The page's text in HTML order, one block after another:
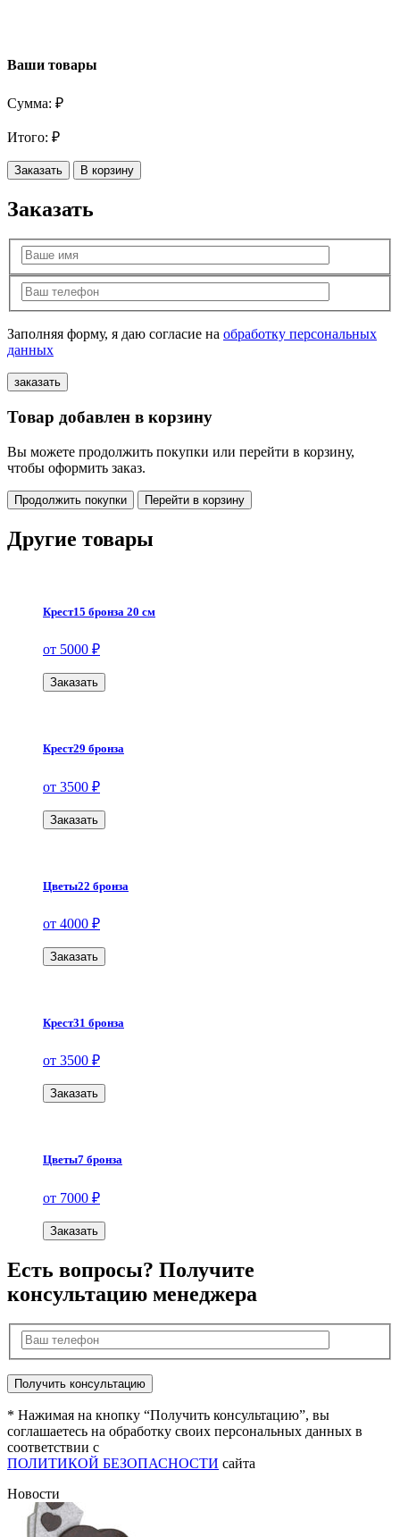
Ваши товары
Сумма: ₽
Итого: ₽
Заказать В корзину
Заказать
Заполняя форму, я даю согласие на обработку персональных
данных
Товар добавлен в корзину
Вы можете продолжить покупки или перейти в корзину,
чтобы оформить заказ.
Продолжить покупки Перейти в корзину
Другие товары
Крест15 бронза 20 см
от 5000 ₽
Заказать
Крест29 бронза
от 3500 ₽
Заказать
Цветы22 бронза
от 4000 ₽
Заказать
Крест31 бронза
от 3500 ₽
Заказать
Цветы7 бронза
от 7000 ₽
Заказать
Есть вопросы? Получите
консультацию менеджера
* Нажимая на кнопку “Получить консультацию”, вы
соглашаетесь на обработку своих персональных данных в
соответствии с
ПОЛИТИКОЙ БЕЗОПАСНОСТИ сайта
Новости